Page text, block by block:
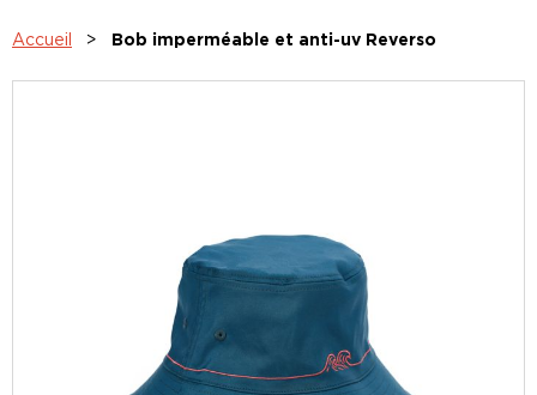
Accueil Bob imperméable et anti-uv Reverso